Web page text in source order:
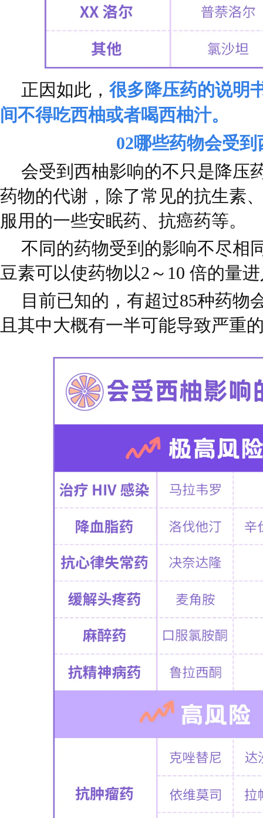
正因如此，很多降压药的说明
间不得吃西柚或者喝西柚汁。
02哪些药物会受到
会受到西柚影响的不只是降压
药物的代谢，除了常见的抗生素
服用的一些安眠药、抗癌药等。
不同的药物受到的影响不尽相
豆素可以使药物以2～10 倍的量
目前已知的，有超过85种药物
且其中大概有一半可能导致严重